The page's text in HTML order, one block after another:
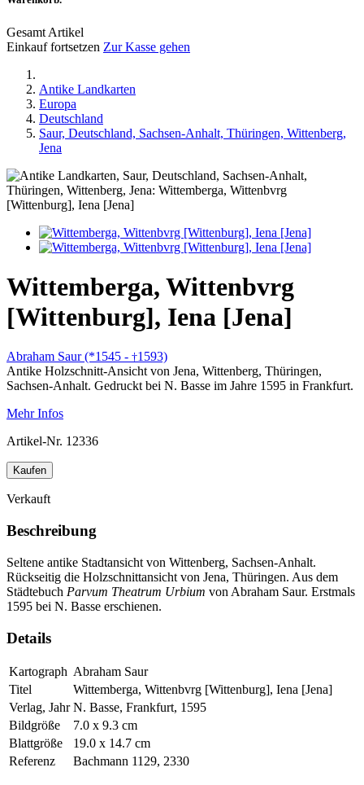
Gesamt Artikel
Einkauf fortsetzen Zur Kasse gehen
Antike Landkarten
Europa
Deutschland
Saur, Deutschland, Sachsen-Anhalt, Thüringen, Wittenberg,
Jena
Wittemberga, Wittenbvrg
[Wittenburg], Iena [Jena]
Abraham Saur (*1545 - †1593)
Antike Holzschnitt-Ansicht von Jena, Wittenberg, Thüringen,
Sachsen-Anhalt. Gedruckt bei N. Basse im Jahre 1595 in Frankfurt.
Mehr Infos
Artikel-Nr. 12336
Kaufen
Verkauft
Beschreibung
Seltene antike Stadtansicht von Wittenberg, Sachsen-Anhalt.
Rückseitig die Holzschnittansicht von Jena, Thüringen. Aus dem
Städtebuch Parvum Theatrum Urbium von Abraham Saur. Erstmals
1595 bei N. Basse erschienen.
Details
Kartograph Abraham Saur
Titel
Wittemberga, Wittenbvrg [Wittenburg], Iena [Jena]
Verlag, Jahr N. Basse, Frankfurt, 1595
Bildgröße
7.0 x 9.3 cm
Blattgröße
19.0 x 14.7 cm
Referenz
Bachmann 1129, 2330